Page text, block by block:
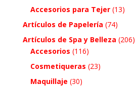
Accesorios para Tejer (13)
Artículos de Papelería (74)
Artículos de Spa y Belleza (206)
Accesorios (116)
Cosmetiqueras (23)
Maquillaje (30)